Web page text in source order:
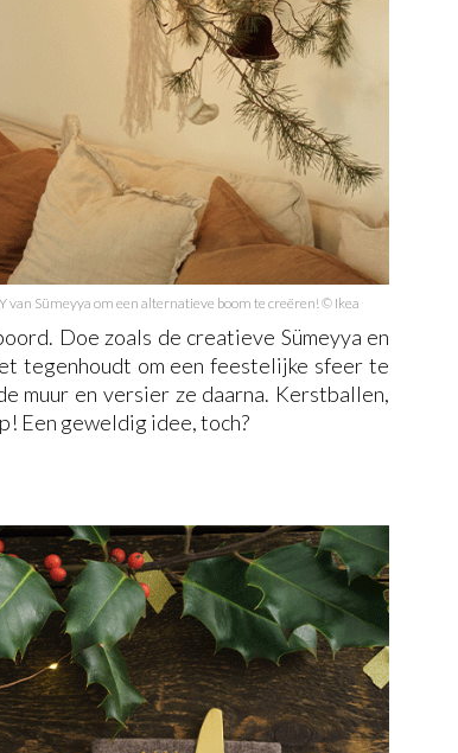
Sümeyya om een alternatieve boom te creëren! © Ikea
Doe zoals de creatieve Sümeyya en
tegenhoudt om een feestelijke sfeer te
muur en versier ze daarna. Kerstballen,
Een geweldig idee, toch?